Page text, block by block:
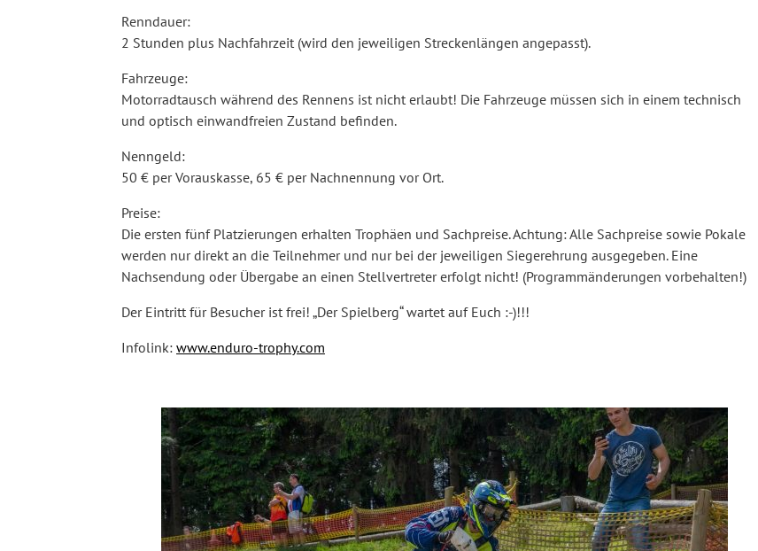
Renndauer:
2 Stunden plus Nachfahrzeit (wird den jeweiligen Streckenlängen angepasst).
Fahrzeuge:
Motorradtausch während des Rennens ist nicht erlaubt! Die Fahrzeuge müssen sich in einem technisch
und optisch einwandfreien Zustand befinden.
Nenngeld:
50 € per Vorauskasse, 65 € per Nachnennung vor Ort.
Preise:
Die ersten fünf Platzierungen erhalten Trophäen und Sachpreise. Achtung: Alle Sachpreise sowie Pokale
werden nur direkt an die Teilnehmer und nur bei der jeweiligen Siegerehrung ausgegeben. Eine
Nachsendung oder Übergabe an einen Stellvertreter erfolgt nicht! (Programmänderungen vorbehalten!)
Der Eintritt für Besucher ist frei! „Der Spielberg“ wartet auf Euch :-)!!!
Infolink: www.enduro-trophy.com